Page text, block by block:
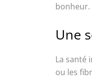
bonheur.
Une
La santé
ou les